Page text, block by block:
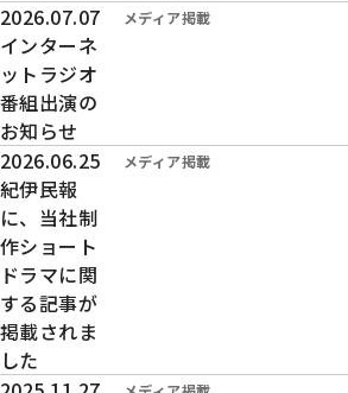
投稿日時：
2026.07.07 カテゴリー：
メディア掲載
インターネ
ットラジオ
番組出演の
お知らせ
投稿日時：
2026.06.25 カテゴリー：
メディア掲載
紀伊民報
に、当社制
作ショート
ドラマに関
する記事が
掲載されま
した
カテゴリー：